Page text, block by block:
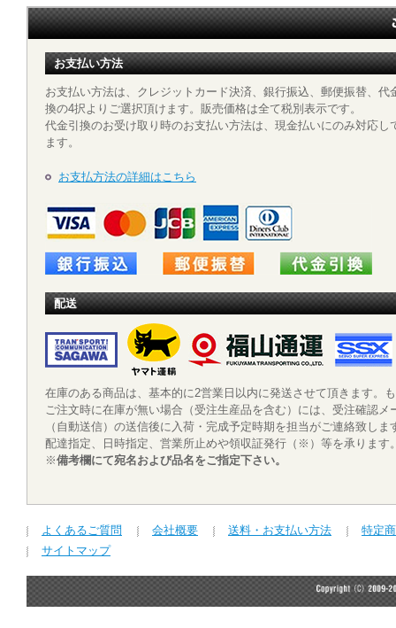
お支払い方法
お支払い方法は、クレジットカード決済、銀行振込、郵便振替、代
換の4択よりご選択頂けます。販売価格は全て税別表示です。
代金引換のお受け取り時のお支払い方法は、現金払いにのみ対応し
ます。
お支払方法の詳細はこちら
配送
在庫のある商品は、基本的に2営業日以内に発送させて頂きます。
ご注文時に在庫が無い場合（受注生産品を含む）には、受注確認メ
（自動送信）の送信後に入荷・完成予定時期を担当がご連絡致しま
配達指定、日時指定、営業所止めや領収証発行（※）等を承りま
※備考欄にて宛名および品名をご指定下さい。
よくあるご質問 会社概要 送料・お支払い方法
特定
サイトマップ